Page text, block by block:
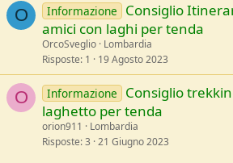
O Informazione
Consiglio
amici con laghi per tenda
OrcoSveglio Lombardia
Risposte 1 19 Agosto 2023
O Informazione
Consiglio
laghetto per tenda
orion911
Lombardia
Risposte 3 21 Giugno 2023